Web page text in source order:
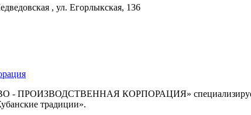
, ул. Егорлыкская, 136
КОРПОРАЦИЯ» специализируется на
традиции».